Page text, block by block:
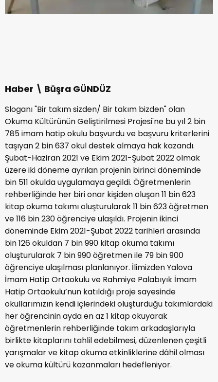
Haber \ Büşra GÜNDÜZ
Sloganı "Bir takım sizden/ Bir takım bizden" olan
Okuma Kültürünün Geliştirilmesi Projesi'ne bu yıl 2 bin
785 imam hatip okulu başvurdu ve başvuru kriterlerini
taşıyan 2 bin 637 okul destek almaya hak kazandı.
Şubat-Haziran 2021 ve Ekim 2021-Şubat 2022 olmak
üzere iki döneme ayrılan projenin birinci döneminde
bin 511 okulda uygulamaya geçildi. Öğretmenlerin
rehberliğinde her biri onar kişiden oluşan 11 bin 623
kitap okuma takımı oluşturularak 11 bin 623 öğretmen
ve 116 bin 230 öğrenciye ulaşıldı. Projenin ikinci
döneminde Ekim 2021-Şubat 2022 tarihleri arasında
bin 126 okuldan 7 bin 990 kitap okuma takımı
oluşturularak 7 bin 990 öğretmen ile 79 bin 900
öğrenciye ulaşılması planlanıyor. İlimizden Yalova
İmam Hatip Ortaokulu ve Rahmiye Palabıyık İmam
Hatip Ortaokulu’nun katıldığı proje sayesinde
okullarımızın kendi içlerindeki oluşturduğu takımlardaki
her öğrencinin ayda en az 1 kitap okuyarak
öğretmenlerin rehberliğinde takım arkadaşlarıyla
birlikte kitaplarını tahlil edebilmesi, düzenlenen çeşitli
yarışmalar ve kitap okuma etkinliklerine dâhil olması
ve okuma kültürü kazanmaları hedefleniyor.